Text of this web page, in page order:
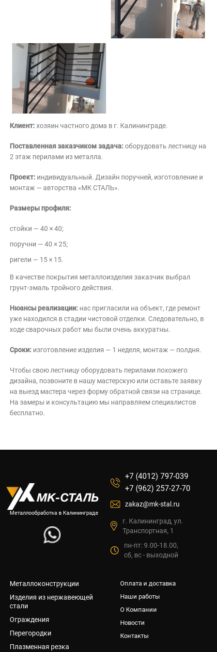
Интерьерные в
Дизайнерам
Цены на метеллоконструкции и
изделия из металла
+7 (4012) 797-039
+7 (962) 257-27-70
Клиент:хозяин частного дома в г. Калининграде.
Поставленная заказчиком задача:оборудовать лестницу на
2 этаж перилами из металла.
Проект: индивидуальный. Дизайн поручней, изготовление и
монтаж — авторства «МК СТАЛЬ».
Размеры профиля:
стойки — 40 × 40;
поручни — 40 × 25;
ригели — 15 × 15.
В качестве покрытия металлоизделия заказчик выбрал
грунт-эмаль тройного действия.
Нюансы реализации: нас пригласили на объект, где ремонт
уже находился в стадии чистовой отделки. Следовательно, в
ходе сварочных работ мы были очень аккуратны.
Сроки: изготовление изделия — 1 неделя, монтаж — полдня.
Чтобы свою лестницу оборудовать перилами похожего
дизайна, позвоните в нашу мастерскую или оставьте заявку
на выезд мастера через форму обратной связи на странице.
На замеры и консультацию мы направляем специалистов
бесплатно.
Металлообработка в Калининграде
Металлоконструкции
Изделия из нержавеющей
стали
Ограждения
Перегородки
Плазменная резка
Оплата и доставка
Наши работы
О Компании
Новости
Контакты
+7 (4012) 797-039
+7 (962) 257-27-70
zakaz@mk-stal.ru
г. Калининград, ул.
Транспортная, 1
пн-пт: 9.00-18.00,
сб, вс - выходной